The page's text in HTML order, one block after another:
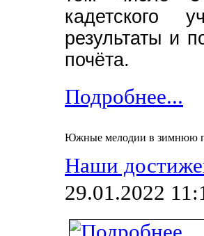
кадетского
результаты и
почёта.
Подробнее...
Южные мелодии в зимнюю
Наши
29.01.2022